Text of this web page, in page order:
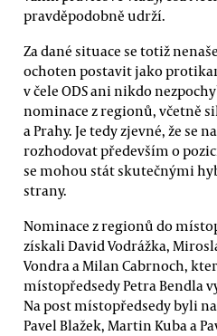
pravděpodobně udrží.
Za dané situace se totiž
ochoten postavit jako
v čele ODS ani nikdo
nominace z regionů, včetně
a Prahy. Je tedy zjevné, že se
rozhodovat především o
se mohou stát skutečnými
strany.
Nominace z regionů do
získali David Vodrážka,
Vondra a Milan Cabrnoch,
místopředsedy Petra Bendla
Na post místopředsedy byli
Pavel Blažek, Martin Kuba a